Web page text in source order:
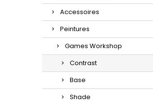
Accessoires
Peintures
Games Workshop
Contrast
Base
Shade